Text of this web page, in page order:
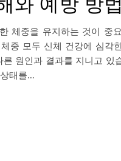
체중을 유지하는 것이 중
중 모두 신체 건강에 심각
원인과 결과를 지니고 있
태를…